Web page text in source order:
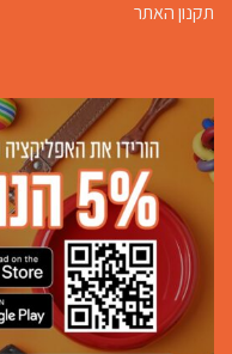
תקנון האתר